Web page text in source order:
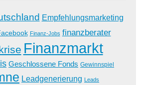
Empfehlungsmarketing
Finanz-Jobs finanzberater
Finanzmarkt
Geschlossene Fonds Gewinnspiel
Leadgenerierung Leads